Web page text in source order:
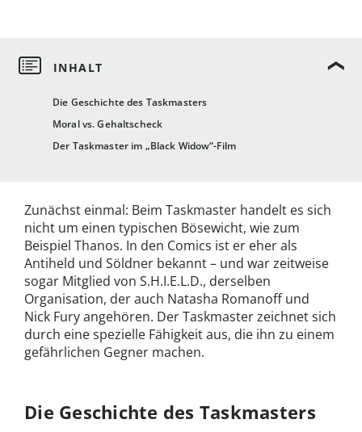
Die Geschichte des Taskmasters
Moral vs. Gehaltscheck
Der Taskmaster im „Black Widow“-Film
Zunächst einmal: Beim Taskmaster handelt es sich
nicht um einen typischen Bösewicht, wie zum
Beispiel Thanos. In den Comics ist er eher als
Antiheld und Söldner bekannt – und war zeitweise
sogar Mitglied von S.H.I.E.L.D., derselben
Organisation, der auch Natasha Romanoff und
Nick Fury angehören. Der Taskmaster zeichnet sich
durch eine spezielle Fähigkeit aus, die ihn zu einem
gefährlichen Gegner machen.
Die Geschichte des Taskmasters